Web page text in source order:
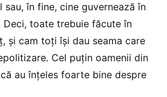
sau, în fine, cine guvernează în
Deci, toate trebuie făcute în
și cam toți își dau seama care
Cel puțin oamenii din
au înțeles foarte bine despre